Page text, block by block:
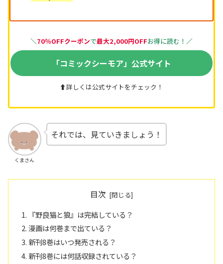
＼70％OFFクーポンで最大2,000円OFFお得に読む！ ／
「コミックシーモア」公式サイト
⬆詳しくは公式サイトをチェック！
くまさん
それでは、見ていきましょう！
目次
『野良猫と狼』は完結している？
漫画は何巻まで出ている？
新刊8巻はいつ発売される？
新刊8巻には何話収録されている？